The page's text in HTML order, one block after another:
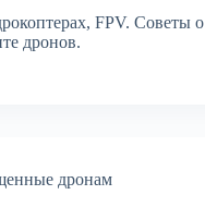
FPV. Советы о
дронов.
дронам